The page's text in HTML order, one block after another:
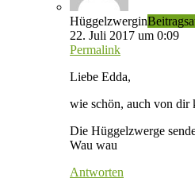
Hüggelzwergin
22. Juli 2017 um 0:09
Permalink
Liebe Edda,
wie schön, auch von dir
Die Hüggelzwerge
Wau wau
Antworten